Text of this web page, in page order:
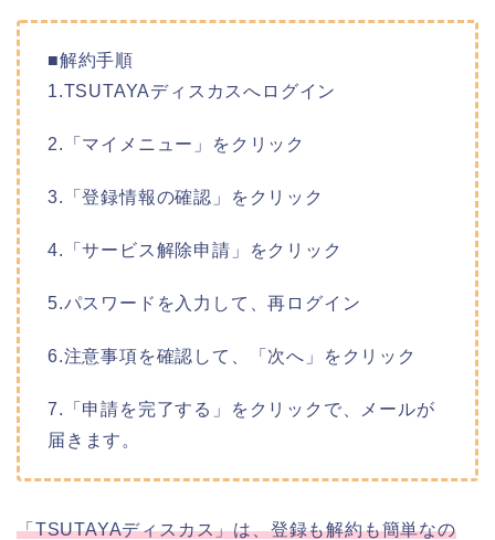
■解約手順
1.TSUTAYAディスカスへログイン
2.「マイメニュー」をクリック
3.「登録情報の確認」をクリック
4.「サービス解除申請」をクリック
5.パスワードを入力して、再ログイン
6.注意事項を確認して、「次へ」をクリック
7.「申請を完了する」をクリックで、メールが
届きます。
「TSUTAYAディスカス」は、登録も解約も簡単なの